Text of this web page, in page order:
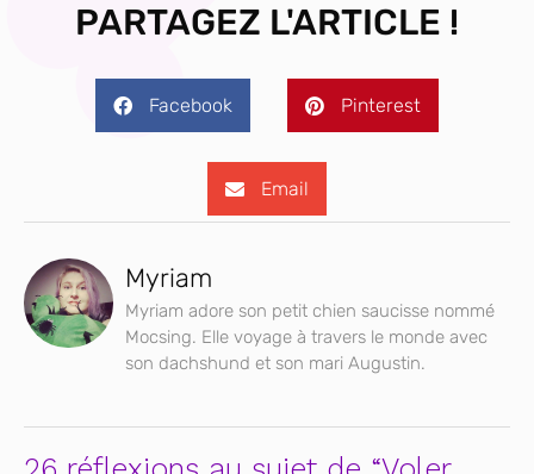
PARTAGEZ L'ARTICLE !
Facebook Pinterest
Email
Myriam
Myriam adore son petit chien saucisse nommé
Mocsing. Elle voyage à travers le monde avec
son dachshund et son mari Augustin.